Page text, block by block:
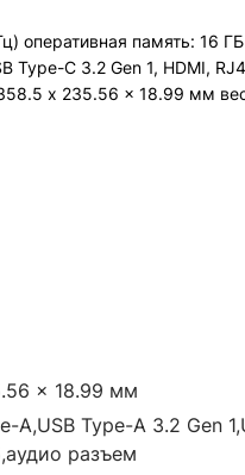
память: 16 ГБ
Type-C 3.2 Gen 1, HDMI,
x 235.56 x 18.99 мм
x 18.99 мм
A,USB Type-A 3.2 Gen
разъем